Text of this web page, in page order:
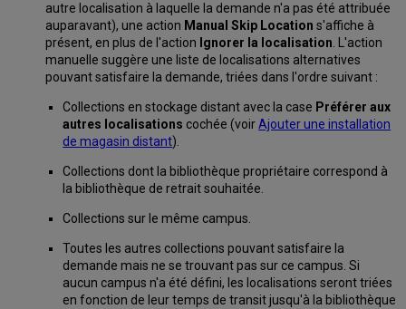
autre localisation à laquelle la demande n'a pas été attribuée
auparavant), une action Manual Skip Location s'affiche à
présent, en plus de l'action Ignorer la localisation. L'action
manuelle suggère une liste de localisations alternatives
pouvant satisfaire la demande, triées dans l'ordre suivant :
Collections en stockage distant avec la case Préférer aux
autres localisations cochée (voirAjouter une installation
de magasin distant).
Collections dont la bibliothèque propriétaire correspond à
la bibliothèque de retrait souhaitée.
Collections sur le même campus.
Toutes les autres collections pouvant satisfaire la
demande mais ne se trouvant pas sur ce campus. Si
aucun campus n'a été défini, les localisations seront triées
en fonction de leur temps de transit jusqu'à la bibliothèque